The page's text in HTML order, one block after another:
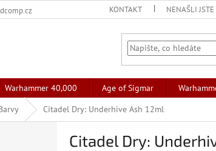
KONTAKT NENAŠLI
Warhammer 40,000 Age of Sigmar
Citadel Dry: Underhive Ash 12ml
Citadel Dry: